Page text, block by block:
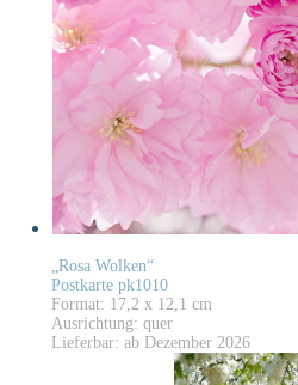
„Rosa Wolken“
Postkarte pk1010
Format: 17,2 x 12,1 cm
Ausrichtung: quer
Lieferbar: ab Dezember 2026